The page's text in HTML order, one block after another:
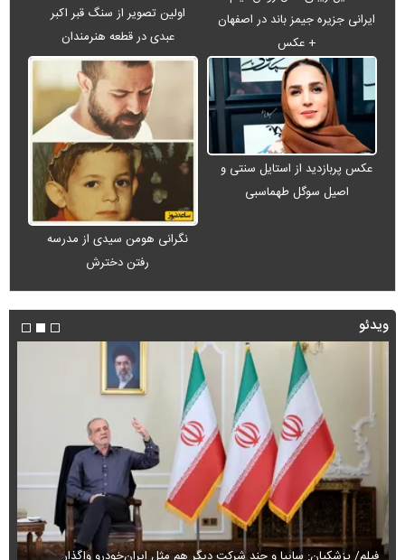
ایرانی جزیره جیمز باند در اصفهان
+ عکس
اولین تصویر از سنگ قبر اکبر
عبدی در قطعه هنرمندان
عکس پربازدید از استایل سنتی و
اصیل سوگل طهماسبی
نگرانی هومن سیدی از مدرسه
رفتن دخترش
ویدئو